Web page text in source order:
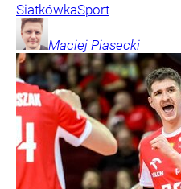
SiatkówkaSport
Maciej Piasecki